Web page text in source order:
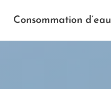
Consommation d’eau